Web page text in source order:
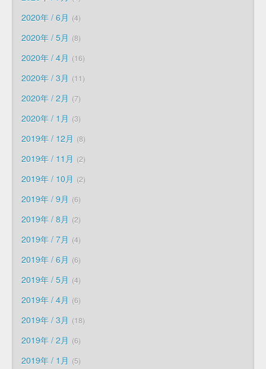
2020年 / 6月 4
2020年 / 5月 8
2020年 / 4月 16
2020年 / 3月 11
2020年 / 2月 7
2020年 / 1月 3
2019年 / 12月 8
2019年 / 11月 2
2019年 / 10月 2
2019年 / 9月 6
2019年 / 8月 2
2019年 / 7月 4
2019年 / 6月 6
2019年 / 5月 4
2019年 / 4月 6
2019年 / 3月 18
2019年 / 2月 6
2019年 / 1月 5